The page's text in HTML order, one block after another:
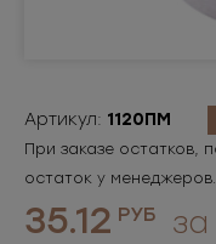
Артикул: 1120ПМ
При заказе остатков,
остаток у менеджеров.
35.12 РУБ